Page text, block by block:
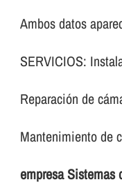
Ambos datos
SERVICIOS:
Reparación de
Mantenimiento de
empresa Sistemas